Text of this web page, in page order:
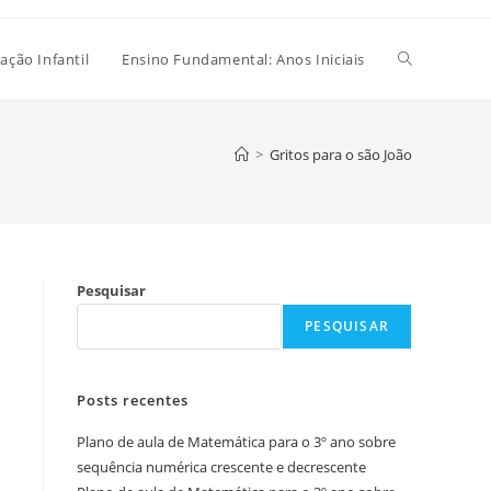
Infantil Ensino Fundamental: Anos Iniciais Alternar
site
> Gritos para o são João
Pesquisar
PESQUISAR
Posts recentes
Plano de aula de Matemática para o 3º ano sobre
sequência numérica crescente e decrescente